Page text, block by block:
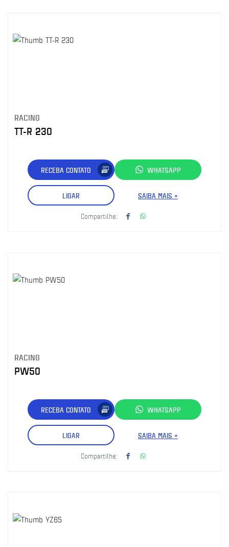
RACING
TT-R 230
RECEBA CONTATO WHATSAPP
LIGAR SAIBA MAIS +
Compartilhe:
RACING
PW50
RECEBA CONTATO WHATSAPP
LIGAR SAIBA MAIS +
Compartilhe: